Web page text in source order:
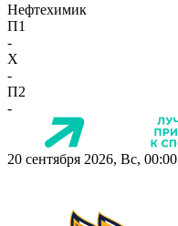
Нефтехимик
П1
-
X
-
П2
-
20 сентября 2026, Вс, 00:00